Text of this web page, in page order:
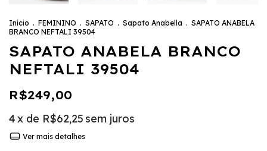
Início . FEMININO . SAPATO . Sapato Anabella . SAPATO ANABELA
BRANCO NEFTALI 39504
SAPATO ANABELA BRANCO
NEFTALI 39504
R$249,00
4x de R$62,25 sem juros
Ver mais detalhes